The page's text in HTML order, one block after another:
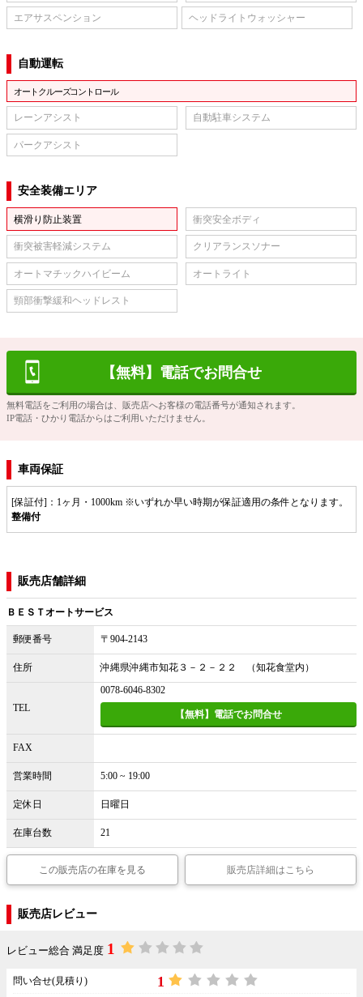
エアサスペンション ヘッドライトウォッシャー
自動運転
オートクルーズコントロール
レーンアシスト 自動駐車システム
パークアシスト
安全装備エリア
横滑り防止装置 衝突安全ボディ
衝突被害軽減システム クリアランスソナー
オートマチックハイビーム オートライト
頸部衝撃緩和ヘッドレスト
【無料】電話でお問合せ
無料電話をご利用の場合は、販売店へお客様の電話番号が通知されます。
IP電話・ひかり電話からはご利用いただけません。
車両保証
[保証付]：1ヶ月・1000km ※いずれか早い時期が保証適用の条件となります。
整備付
販売店舗詳細
ＢＥＳＴオートサービス
郵便番号 〒904-2143
住所 沖縄県沖縄市知花３－２－２２ （知花食堂内）
TEL
0078-6046-8302
【無料】電話でお問合せ
FAX
営業時間 5:00 ~ 19:00
定休日 日曜日
在庫台数 21
この販売店の在庫を見る 販売店詳細はこちら
販売店レビュー
レビュー総合 満足度 1
問い合せ(見積り) 1